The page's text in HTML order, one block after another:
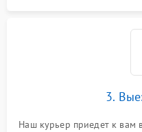
3.
Наш курьер приедет к вам